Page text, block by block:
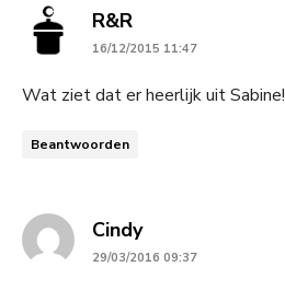
R&R
16/12/2015 11:47
Wat ziet dat er heerlijk uit Sabine!
Beantwoorden
Cindysays:
29/03/2016 09:37